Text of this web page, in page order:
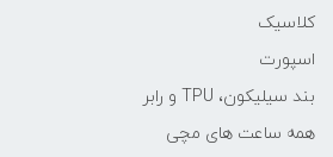
کلاسیک
اسپورت
بند سیلیکون، TPU و رابر
همه ساعت های مچی